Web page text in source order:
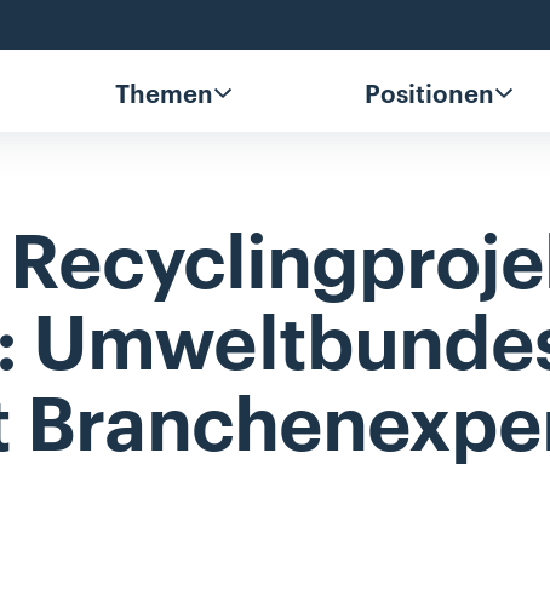
Themen Positionen